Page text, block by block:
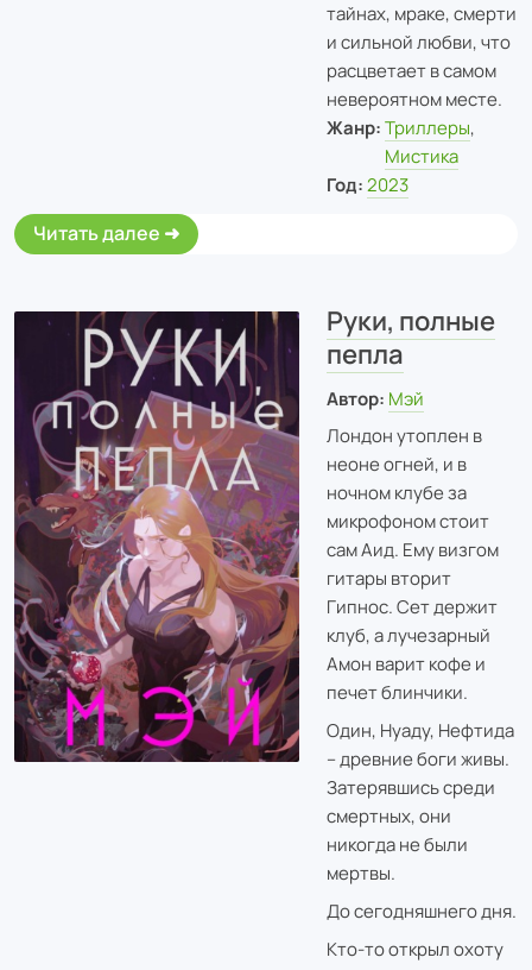
тайнах, мраке, смерти
и сильной любви, что
расцветает в самом
невероятном месте.
Жанр: Триллеры,
Мистика
Год: 2023
Читать далее
Руки, полные
пепла
Автор: Мэй
Лондон утоплен в
неоне огней, и в
ночном клубе за
микрофоном стоит
сам Аид. Ему визгом
гитары вторит
Гипнос. Сет держит
клуб, а лучезарный
Амон варит кофе и
печет блинчики.
Один, Нуаду, Нефтида
– древние боги живы.
Затерявшись среди
смертных, они
никогда не были
мертвы.
До сегодняшнего дня.
Кто-то открыл охоту